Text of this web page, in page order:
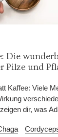
Die
Pilze und
Kaffee: Viele
dir, was